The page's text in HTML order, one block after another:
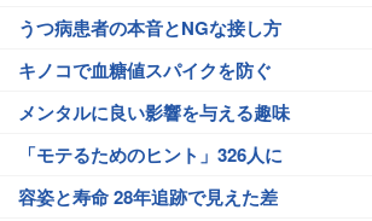
うつ病患者の本音とNGな接し方
キノコで血糖値スパイクを防ぐ
メンタルに良い影響を与える趣味
「モテるためのヒント」326人に
容姿と寿命 28年追跡で見えた差